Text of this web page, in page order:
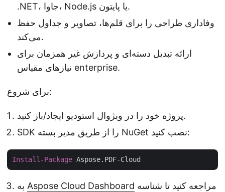
.NET، جاوا، Node.js یا پایتون.
وفاداری طراحی را برای قلم‌ها، تصاویر و جداول حفظ
می‌کند.
ارائه تبدیل دسته‌ای و پردازش غیر همزمان برای
نیازهای مقیاس enterprise.
برای شروع:
پروژه خود را در ویژوال استودیو ایجاد/باز کنید.
SDK را از طریق مدیر بسته NuGet نصب کنید:
Install-Package
Aspose Cloud Dashboard